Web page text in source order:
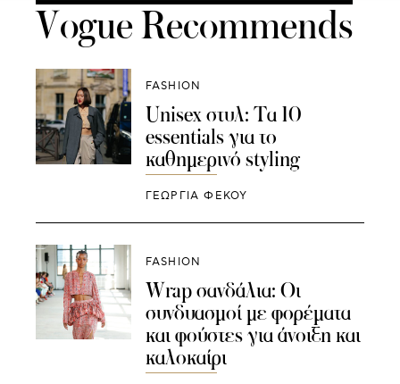
Vogue Recommends
FASHION
Unisex στυλ: Τα 10
essentials για το
καθημερινό styling
ΓΕΩΡΓΙΑ ΦΕΚΟΥ
FASHION
Wrap σανδάλια: Οι
συνδυασμοί με φορέματα
και φούστες για άνοιξη και
καλοκαίρι